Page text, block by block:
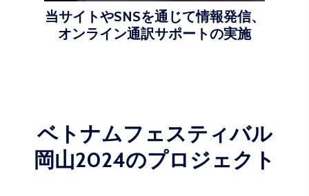
当サイトやSNSを通じて情報発信、
オンライン通訳サポートの実施
ベトナムフェスティバル
岡山2024のプロジェクト